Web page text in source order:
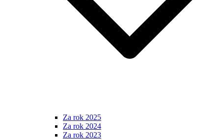
Za rok 2025
Za rok 2024
Za rok 2023